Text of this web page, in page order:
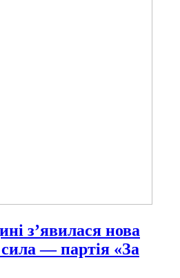
з’явилася нова
— партія «За